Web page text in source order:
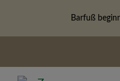
ZurBarfuß